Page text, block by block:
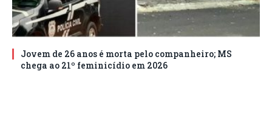
Jovem de 26 anos é morta pelo companheiro; MS
chega ao 21º feminicídio em 2026